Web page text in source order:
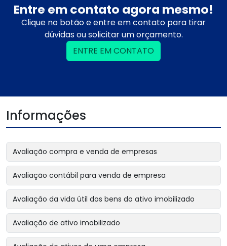
Entre em contato agora mesmo!
Clique no botão e entre em contato para tirar
dúvidas ou solicitar um orçamento.
ENTRE EM CONTATO
Informações
Avaliação compra e venda de empresas
Avaliação contábil para venda de empresa
Avaliação da vida útil dos bens do ativo imobilizado
Avaliação de ativo imobilizado